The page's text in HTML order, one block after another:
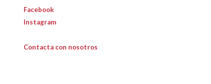
Facebook
Instagram
Contacta con nosotros